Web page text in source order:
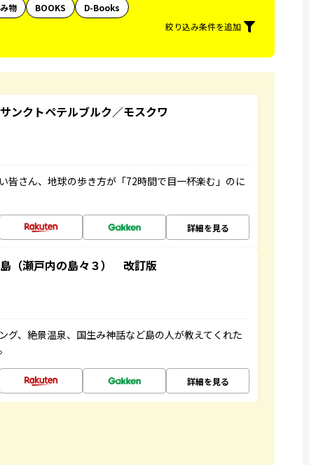
物 BOOKS
D-Books
絞り込み条件を追加
クトペテルブルク／モスクワ
皆さん、地球の歩き方が「72時間で目一杯楽む」のに
詳細を見る
瀬戸内の島々３） 改訂版
、絶景温泉、国生み神話など島の人が教えてくれた
詳細を見る